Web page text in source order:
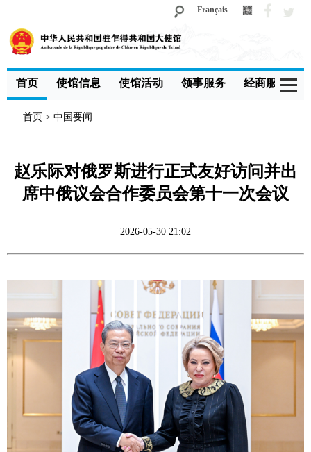
Français
首页 使馆信息 使馆活动 领事服务 经商服务
首页 > 中国要闻
赵乐际对俄罗斯进行正式友好访问并出
席中俄议会合作委员会第十一次会议
2026-05-30 21:02